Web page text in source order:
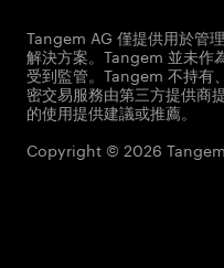
Tangem AG 僅提供用於管
解決方案。Tangem 並未作
受到監管。Tangem 不持有
密交易服務由第三方提供商
的使用提供建議或推薦。